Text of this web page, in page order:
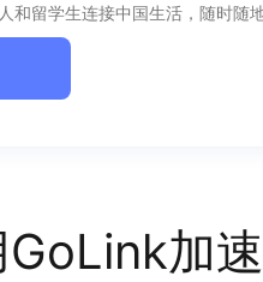
和留学生连接中国生活，随时随
加